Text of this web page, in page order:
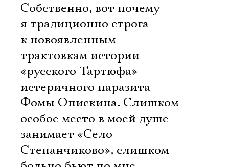
Собственно, вот почему
я традиционно строга
к новоявленным
трактовкам истории
«русского Тартюфа» —
истеричного паразита
Фомы Опискина. Слишком
особое место в моей душе
занимает «Село
Степанчиково», слишком